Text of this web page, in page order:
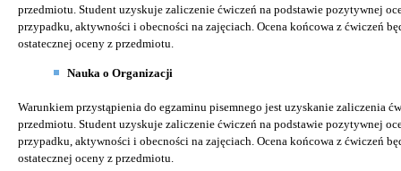
przedmiotu. Student uzyskuje zaliczenie ćwiczeń na podstawie pozytywnej
przypadku, aktywności i obecności na zajęciach. Ocena końcowa z ćwiczeń
ostatecznej oceny z przedmiotu.
Nauka o Organizacji
Warunkiem przystąpienia do egzaminu pisemnego jest uzyskanie zaliczenia
przedmiotu. Student uzyskuje zaliczenie ćwiczeń na podstawie pozytywnej
przypadku, aktywności i obecności na zajęciach. Ocena końcowa z ćwiczeń
ostatecznej oceny z przedmiotu.